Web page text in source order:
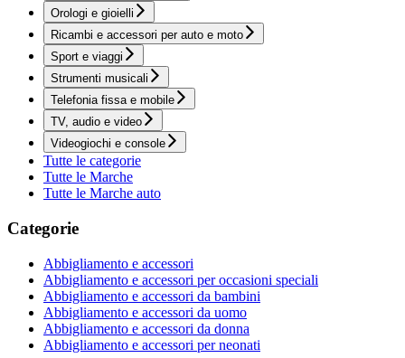
Orologi e gioielli
Ricambi e accessori per auto e moto
Sport e viaggi
Strumenti musicali
Telefonia fissa e mobile
TV, audio e video
Videogiochi e console
Tutte le categorie
Tutte le Marche
Tutte le Marche auto
Categorie
Abbigliamento e accessori
Abbigliamento e accessori per occasioni speciali
Abbigliamento e accessori da bambini
Abbigliamento e accessori da uomo
Abbigliamento e accessori da donna
Abbigliamento e accessori per neonati